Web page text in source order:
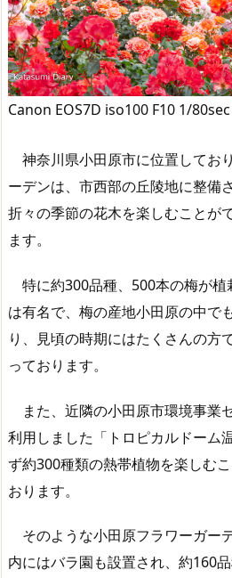
Canon EOS7D iso100 F10 1/
神奈川県小田原市に位置してお
ーデンは、市西部の丘陵地に整備
折々の季節の花木を楽しむことが
ます。
特に約300品種、500本の梅が植
は有名で、梅の産地小田原の中で
り、見頃の時期にはたくさんの方
っております。
また、近隣の小田原市環境事業
利用しました「トロピカルドーム
ず約300種類の熱帯植物を楽しむ
おります。
そのような小田原フラワーガー
内にはバラ園も設置され、約160